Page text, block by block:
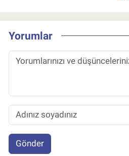
Yorumlar
Gönder